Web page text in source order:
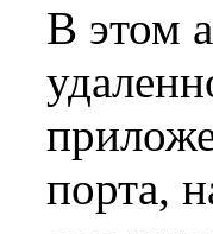
В этом
порта,